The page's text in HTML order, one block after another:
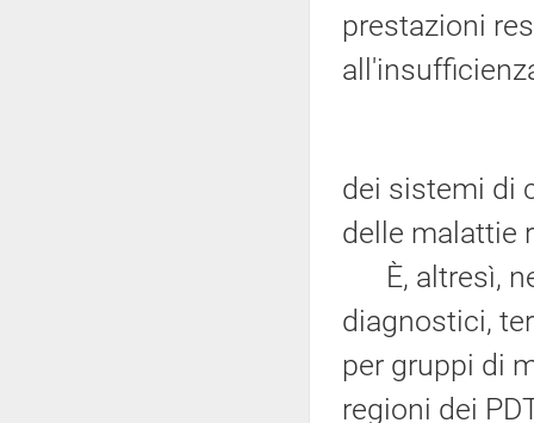
prestazioni
dei sistemi di
delle malattie
È, altresì,
diagnostici,
per gruppi di
regioni dei